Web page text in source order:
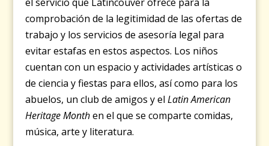
comprobación de la legitimidad de las ofertas de
trabajo y los servicios de asesoría legal para
evitar estafas en estos aspectos. Los niños
cuentan con un espacio y actividades artísticas o
de ciencia y fiestas para ellos, así como para los
abuelos, un club de amigos y elLatin American
Heritage Monthen el que se comparte comidas,
música, arte y literatura.